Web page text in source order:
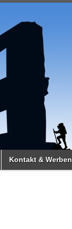
Kontakt & Werben